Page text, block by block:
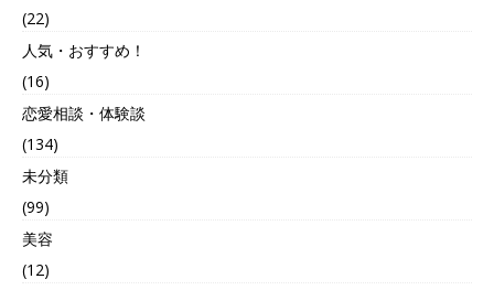
(22)
人気・おすすめ！
(16)
恋愛相談・体験談
(134)
未分類
(99)
美容
(12)